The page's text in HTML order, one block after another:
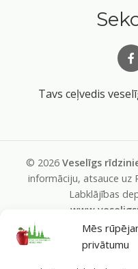
Mēs
privātumu
Tavs ceļvedis
© 2026 Veselīgs
informāciju, atsauce uz
Labklājības
Pašvaldības portālu
pašvaldības Labklājības